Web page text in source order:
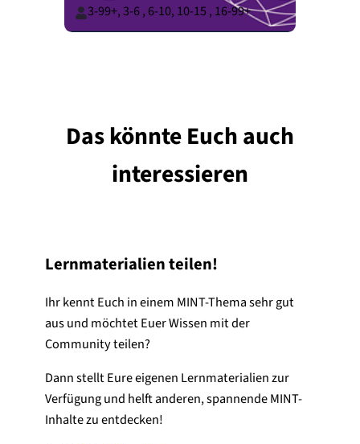
3-99+,3-6, 6-10, 10-15, 16-99+
Das könnte Euch auch
interessieren
Lernmaterialien teilen!
Ihr kennt Euch in einem MINT-Thema sehr gut
aus und möchtet Euer Wissen mit der
Community teilen?
Dann stellt Eure eigenen Lernmaterialien zur
Verfügung und helft anderen, spannende MINT-
Inhalte zu entdecken!